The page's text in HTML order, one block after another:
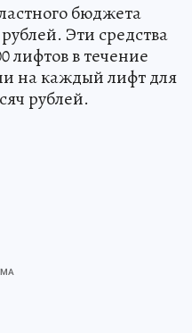
бюджета
Эти средства
лифтов в течение
на каждый лифт для
рублей.